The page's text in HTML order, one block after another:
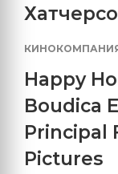
Happy
Boudica
Principal
Pictures